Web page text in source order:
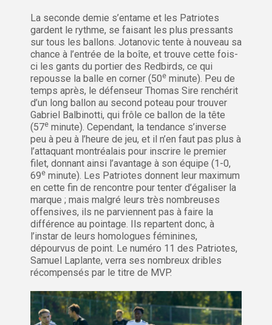
La seconde demie s’entame et les Patriotes
gardent le rythme, se faisant les plus pressants
sur tous les ballons. Jotanovic tente à nouveau sa
chance à l’entrée de la boîte, et trouve cette fois-
ci les gants du portier des Redbirds, ce qui
repousse la balle en corner (50e minute). Peu de
temps après, le défenseur Thomas Sire renchérit
d’un long ballon au second poteau pour trouver
Gabriel Balbinotti, qui frôle ce ballon de la tête
(57e minute). Cependant, la tendance s’inverse
peu à peu à l’heure de jeu, et il n’en faut pas plus à
l’attaquant montréalais pour inscrire le premier
filet, donnant ainsi l’avantage à son équipe (1-0,
69e minute). Les Patriotes donnent leur maximum
en cette fin de rencontre pour tenter d’égaliser la
marque ; mais malgré leurs très nombreuses
offensives, ils ne parviennent pas à faire la
différence au pointage. Ils repartent donc, à
l’instar de leurs homologues féminines,
dépourvus de point. Le numéro 11 des Patriotes,
Samuel Laplante, verra ses nombreux dribles
récompensés par le titre de MVP.